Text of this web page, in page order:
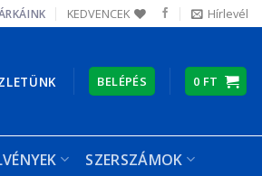
KEDVENCEK Hírlevél
BELÉPÉS 0 FT
SZERSZÁMOK